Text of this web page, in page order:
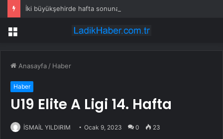
Menü
Anasayfa / Haber
Haber
U19 Elite A Ligi 14. Hafta
İSMAİL YILDIRIM Ocak 9, 2023 0 23